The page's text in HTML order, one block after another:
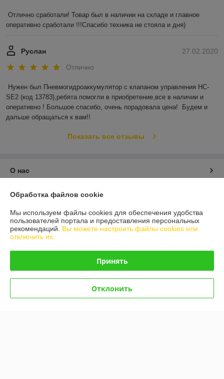
Отлично сработали! Товар был в наличии на складе и главное
оперативно сработали !!!Спасибо техника не стояла и дня)
27.02.2020
Руслан
Отлично
Нужен был Пневмогидроаккумулятор с клапаном управления HC-
SE2 (код 13783),ребята помогли в приобретение,все в наличии и
оперативно ! Большое спасибо, очень порадовала цена!  Будем и
дальше обращаться к вам!!
Показать все отзывы
О нас
Контакты
Доставка и оплата
График работы
Политика обработки cookies
Обработка файлов cookie
Мы используем файлы cookies для обеспечения удобства
пользователей портала и предоставления персональных
рекомендаций. Вы можете настроить файлы cookies или
отключить их.
Принять
Отклонить